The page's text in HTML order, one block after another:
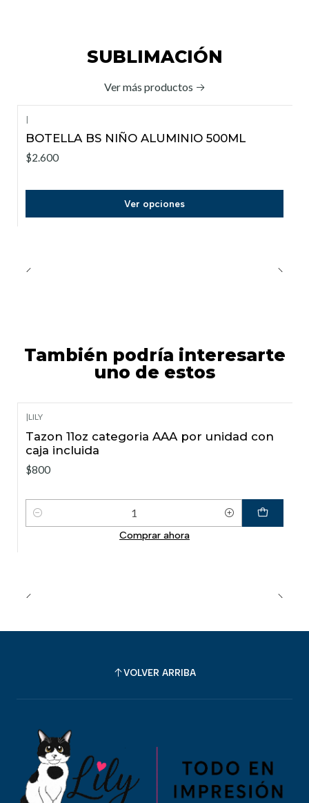
SUBLIMACIÓN
Ver más productos
|
BOTELLA BS NIÑO ALUMINIO 500ML
$2.600
Ver opciones
También podría interesarte
uno de estos
|LILY
Tazon 11oz categoria AAA por unidad con
caja incluida
$800
Cantidad
Comprar ahora
VOLVER ARRIBA